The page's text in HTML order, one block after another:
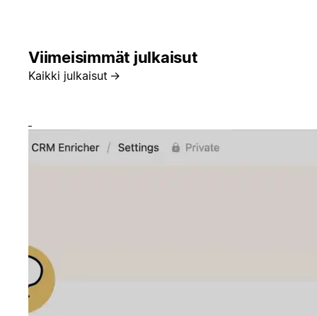
Viimeisimmät julkaisut
Kaikki julkaisut →